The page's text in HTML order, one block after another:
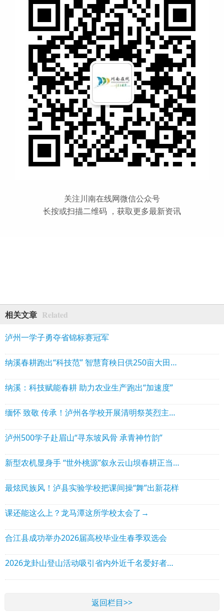
关注川南在线网微信公众号
长按或扫描二维码 ，获取更多最新资讯
相关文章 Related
泸州一学子勇夺省锦标赛冠军
纳溪春耕跑出“科技范” 智慧育秧日供250亩大田用秧
纳溪：科技赋能春耕 助力农业生产跑出“加速度”
缅怀 致敬 传承！泸州各学校开展清明祭英烈主题系列活动
泸州500学子赴眉山“寻东坡风骨 承青神竹韵”
新型农机显身手 “世外桃源”叙永云山坝春耕正当时
最炫民族风！泸县实验学校把课间操“舞”出新花样
课还能这么上？龙马潭这所学校太会了→
合江县成功举办2026届高校毕业生春季双选会
2026龙卦山登山活动吸引省内外近千名爱好者参与
返回栏目>>